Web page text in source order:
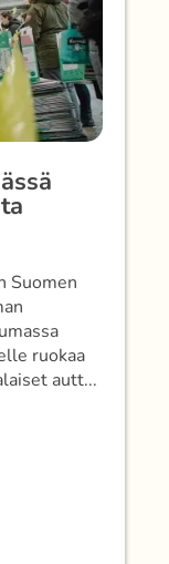
Suomen
ruokaa
autt...